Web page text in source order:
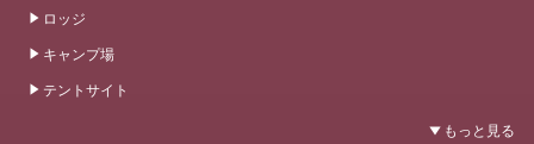
ロッジ
キャンプ場
テントサイト